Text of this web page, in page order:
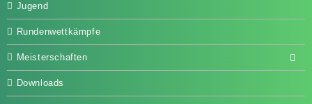
Jugend
Rundenwettkämpfe
Meisterschaften
Downloads